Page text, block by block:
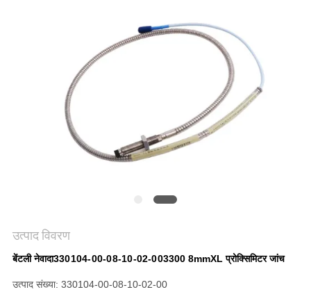
गोपनीयता
उत्पाद विवरण
बेंटली नेवादा330104-00-08-10-02-003300 8mmXL प्रोक्सिमिटर जांच
उत्पाद संख्या: 330104-00-08-10-02-00